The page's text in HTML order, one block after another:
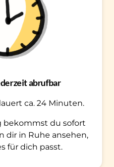
abrufbar
ca. 24 Minuten.
bekommst du sofort
dir in Ruhe ansehen,
für dich passt.